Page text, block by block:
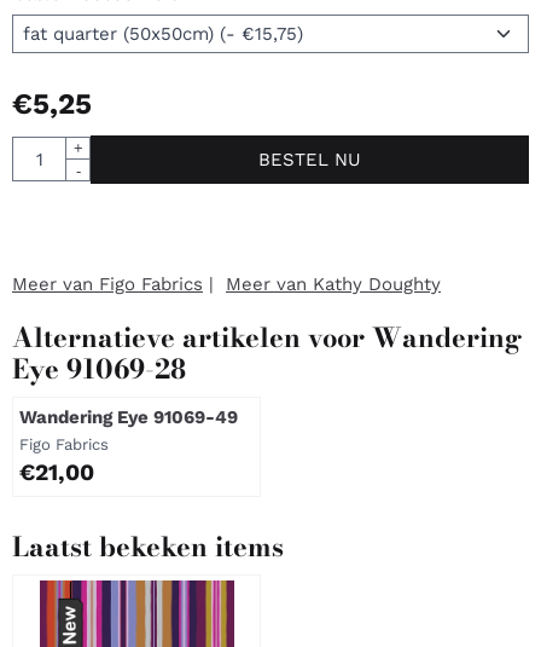
€5,25
Aantal
+
-
BESTEL NU
Meer van Figo Fabrics | Meer van Kathy Doughty
Alternatieve artikelen voorWandering
Eye 91069-28
Wandering Eye 91069-49
Merk:
Figo Fabrics
Prijs: 21,00
€21,00
Laatst bekeken items